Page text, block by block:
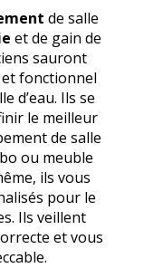
de salle
et de gain de
sauront
fonctionnel
d’eau. Ils se
le meilleur
de salle
ou meuble
ils vous
pour le
Ils veillent
et vous